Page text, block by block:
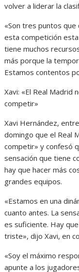
volver a liderar la
«Son tres puntos
esta competición
tiene muchos
más porque la
Estamos contentos
Xavi: «El Real Madrid
competir»
Xavi Hernández,
domingo que el Real
competir» y confesó
sensación que tiene
hay que hacer más
grandes equipos.
«Estamos en una
cuanto antes. La
es suficiente. Hay
triste», dijo Xavi, en
«Soy el máximo
apunte a los